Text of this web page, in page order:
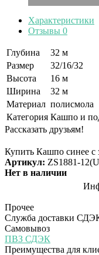
Характеристики
Отзывы 0
Глубина
32 м
Размер
32/16/32
Высота
16 м
Ширина
32 м
Материал полисмола
Категория Кашпо и
Рассказать друзьям!
Купить Кашпо синее с
Артикул: ZS1881-
Нет в наличии
Прочее
Служба доставки
Самовывоз
ПВЗ СДЭК
Преимущества для